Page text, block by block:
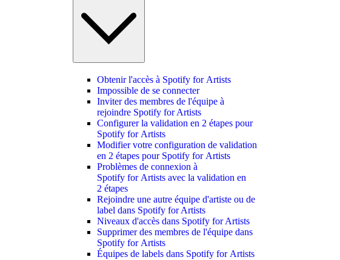
Obtenir l'accès à Spotify for Artists
Impossible de se connecter
Inviter des membres de l'équipe à
rejoindre Spotify for Artists
Configurer la validation en 2 étapes pour
Spotify for Artists
Modifier votre configuration de validation
en 2 étapes pour Spotify for Artists
Problèmes de connexion à
Spotify for Artists avec la validation en
2 étapes
Rejoindre une autre équipe d'artiste ou de
label dans Spotify for Artists
Niveaux d'accès dans Spotify for Artists
Supprimer des membres de l'équipe dans
Spotify for Artists
Équipes de labels dans Spotify for Artists